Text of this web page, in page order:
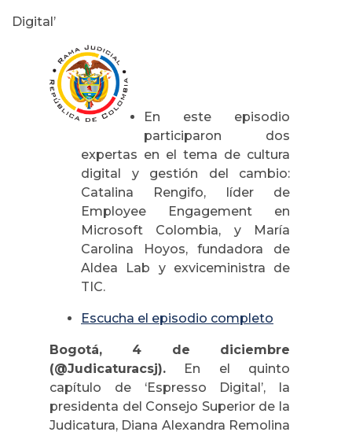
Digital’
En este episodio
participaron dos
expertas en el tema de cultura
digital y gestión del cambio:
Catalina Rengifo, líder de
Employee Engagement en
Microsoft Colombia, y María
Carolina Hoyos, fundadora de
Aldea Lab y exviceministra de
TIC.
Escucha el episodio completo
Bogotá, 4 de diciembre
(@Judicaturacsj). En el quinto
capítulo de ‘Espresso Digital’, la
presidenta del Consejo Superior de la
Judicatura, Diana Alexandra Remolina